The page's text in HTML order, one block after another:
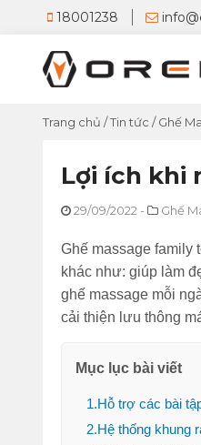
18001238
Trang chủ /Tin tức /Ghế
Lợi ích khi
29/09/2022 - Ghế
Ghế massage family
khác như: giúp làm
ghế massage mỗi
cải thiện lưu thông
Mục lục bài viết
1.Hỗ trợ các bài
2.Hệ thống khung